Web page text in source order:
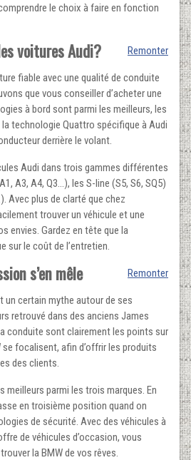
le choix à faire en fonction
Remonter
voitures Audi?
fiable avec une qualité de conduite
que vous conseiller d’acheter une
à bord sont parmi les meilleurs, les
technologie Quattro spécifique à Audi
derrière le volant.
Audi dans trois gammes différentes
A3, A4, Q3…), les S-line (S5, S6, SQ5)
Avec plus de clarté que chez
trouver un véhicule et une
envies. Gardez en tête que la
sur le coût de l’entretien.
Remonter
s’en mêle
un certain mythe autour de ses
retrouvé dans des anciens James
conduite sont clairement les points sur
se focalisent, afin d’offrir les produits
des clients.
meilleurs parmi les trois marques. En
en troisième position quand on
de sécurité. Avec des véhicules à
de véhicules d’occasion, vous
la BMW de vos rêves.